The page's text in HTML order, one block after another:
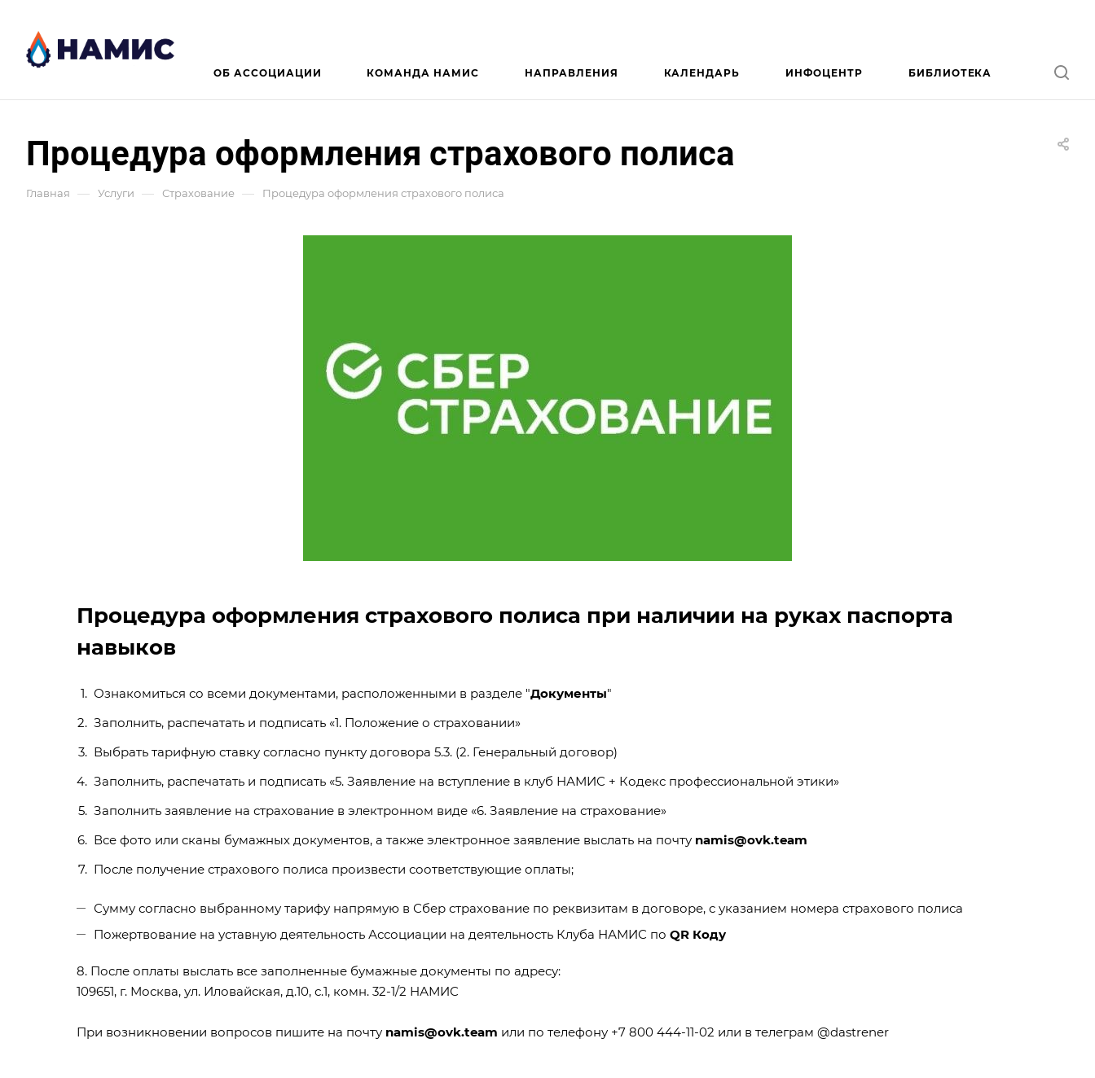
ОБ АССОЦИАЦИИ КОМАНДА НАМИС НАПРАВЛЕНИЯ КАЛЕНДАРЬ ИНФОЦЕНТР БИБЛИОТЕКА
Процедура оформления страхового полиса
Главная — Услуги — Страхование — Процедура оформления страхового полиса
Процедура оформления страхового полиса при наличии на руках паспорта
навыков
Ознакомиться со всеми документами, расположенными в разделе "Документы"
Заполнить, распечатать и подписать «1. Положение о страховании»
Выбрать тарифную ставку согласно пункту договора 5.3. (2. Генеральный договор)
Заполнить, распечатать и подписать «5. Заявление на вступление в клуб НАМИС + Кодекс профессиональной этики»
Заполнить заявление на страхование в электронном виде «6. Заявление на страхование»
Все фото или сканы бумажных документов, а также электронное заявление выслать на почту namis@ovk.team
После получение страхового полиса произвести соответствующие оплаты;
Сумму согласно выбранному тарифу напрямую в Сбер страхование по реквизитам в договоре, с указанием номера страхового полиса
Пожертвование на уставную деятельность Ассоциации на деятельность Клуба НАМИС по QR Коду
8. После оплаты выслать все заполненные бумажные документы по адресу:
109651, г. Москва, ул. Иловайская, д.10, с.1, комн. 32-1/2 НАМИС
При возникновении вопросов пишите на почту namis@ovk.team или по телефону +7 800 444-11-02 или в телеграм @dastrener